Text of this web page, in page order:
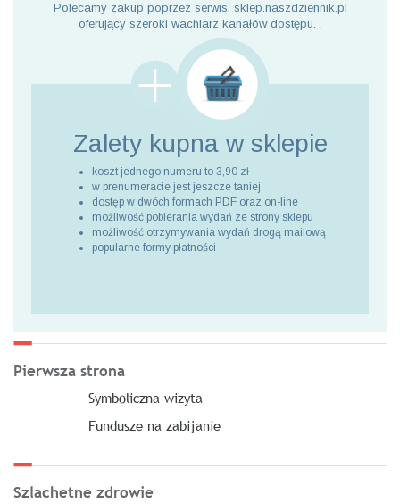
Polecamy zakup poprzez serwis: sklep.naszdziennik.pl
oferujący szeroki wachlarz kanałów dostępu. .
Zalety kupna w sklepie
koszt jednego numeru to 3,90 zł
w prenumeracie jest jeszcze taniej
dostęp w dwóch formach PDF oraz on-line
możliwość pobierania wydań ze strony sklepu
możliwość otrzymywania wydań drogą mailową
popularne formy płatności
Pierwsza strona
Symboliczna wizyta
Fundusze na zabijanie
Szlachetne zdrowie